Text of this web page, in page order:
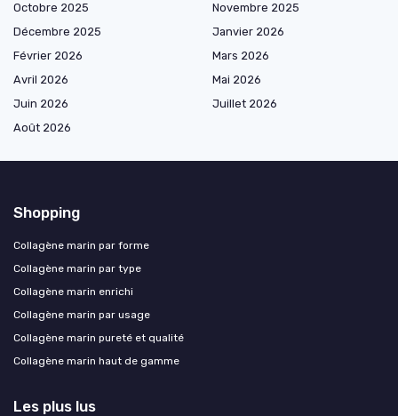
Octobre 2025
Novembre 2025
Décembre 2025
Janvier 2026
Février 2026
Mars 2026
Avril 2026
Mai 2026
Juin 2026
Juillet 2026
Août 2026
Shopping
Collagène marin par forme
Collagène marin par type
Collagène marin enrichi
Collagène marin par usage
Collagène marin pureté et qualité
Collagène marin haut de gamme
Les plus lus